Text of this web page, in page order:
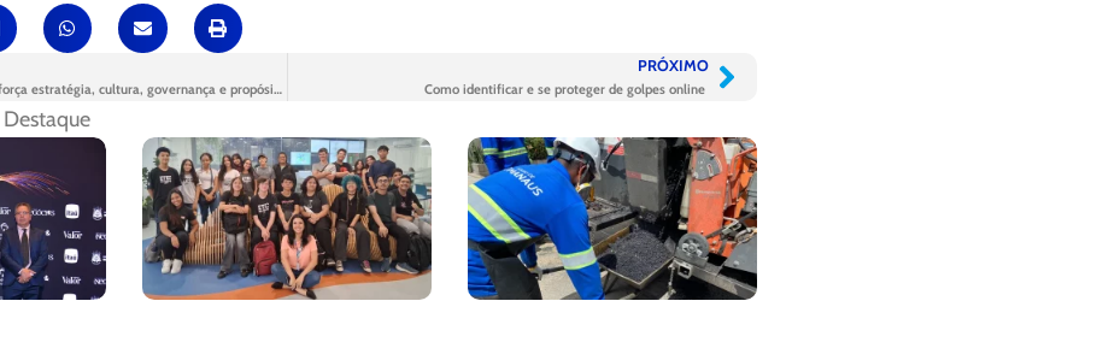
Encontro de Líderes reforça estratégia, cultura, governança e propósito da Aegea
PRÓXIMO
Como identificar e se proteger de golpes online
Destaque